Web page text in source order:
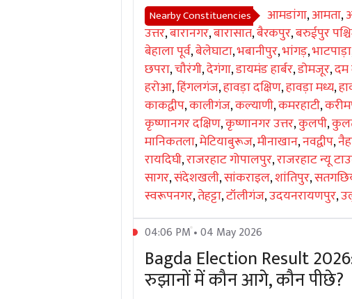
Nearby Constituencies आमडांगा,आमता,
उत्तर,बारानगर,बारासात,बैरकपुर,बरुईपुर
बेहाला पूर्व,बेलेघाटा,भबानीपुर,भांगड़,भाटपाड़ा
छपरा,चौरंगी,देगंगा,डायमंड हार्बर,डोमजूर,
हरोआ,हिंगलगंज,हावड़ा दक्षिण,हावड़ा मध्य,
काकद्वीप,कालीगंज,कल्याणी,कमरहाटी,
कृष्णानगर दक्षिण,कृष्णानगर उत्तर,कुलपी,
मानिकतला,मेटियाबुरूज,मीनाखान,नवद्वीप,
रायदिघी,राजरहाट गोपालपुर,राजरहाट न्यू
सागर,संदेशखली,सांकराइल,शांतिपुर,
स्वरूपनगर,तेहट्टा,टॉलीगंज,उदयनरायणपुर,
04:06 PM • 04 May 2026
Bagda Election Result
रुझानों में कौन आगे, कौन पीछे?